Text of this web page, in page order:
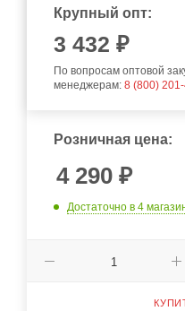
Крупный опт:
3 432 ₽
По вопросам оптовой
менеджерам: 8 (800)
Розничная цена:
4 290 ₽
Достаточно в 4